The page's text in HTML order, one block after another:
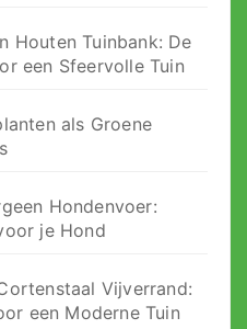
Houten Tuinbank: De
een Sfeervolle Tuin
als Groene
Hondenvoer:
je Hond
Vijverrand:
een Moderne Tuin